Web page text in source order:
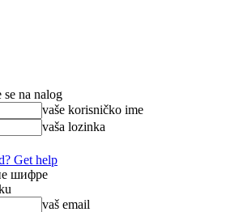
na nalog
vaše korisničko ime
vaša lozinka
Get help
шифре
vaš email